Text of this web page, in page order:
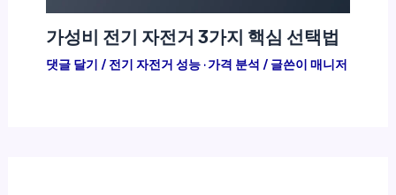
가성비 전기 자전거 3가지 핵심 선택법
댓글 달기 / 전기 자전거 성능 · 가격 분석 / 글쓴이 매니저